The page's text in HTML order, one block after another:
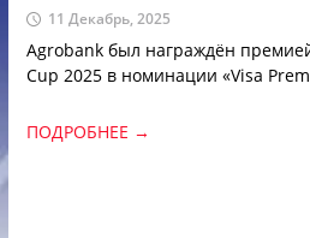
11 Декабрь, 2025
Agrobank был награждён
Cup 2025 в номинации «Visa
ПОДРОБНЕЕ →